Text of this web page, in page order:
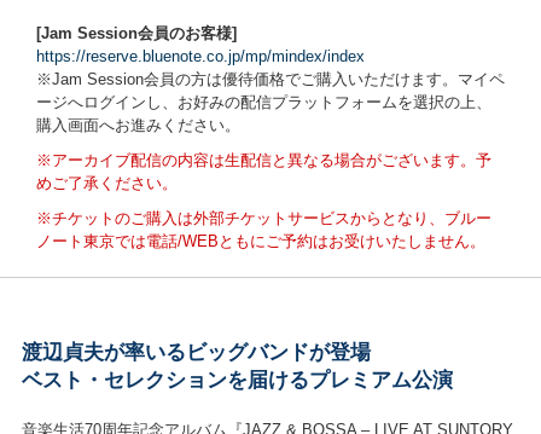
[Jam Session会員のお客様]
https://reserve.bluenote.co.jp/mp/mindex/index
※Jam Session会員の方は優待価格でご購入いただけます。マイペ
ージへログインし、お好みの配信プラットフォームを選択の上、
購入画面へお進みください。
※アーカイブ配信の内容は生配信と異なる場合がございます。予
めご了承ください。
※チケットのご購入は外部チケットサービスからとなり、 ブルー
ノート東京では電話/WEBともにご予約はお受けいたしません。
渡辺貞夫が率いるビッグバンドが登場
ベスト・セレクションを届けるプレミアム公演
音楽生活70周年記念アルバム『JAZZ & BOSSA – LIVE AT SUNTORY